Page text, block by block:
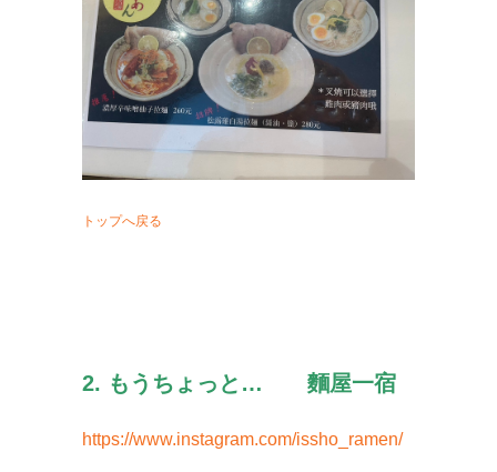
トップへ戻る
2. もうちょっと… 麵屋一宿
https://www.instagram.com/issho_ramen/